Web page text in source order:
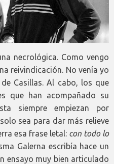
necrológica. Como vengo
reivindicación. No venía yo
Casillas. Al cabo, los que
que han acompañado su
siempre empiezan por
sea para dar más relieve
esa frase letal: con todo lo
Galerna escribía hace un
ensayo muy bien articulado